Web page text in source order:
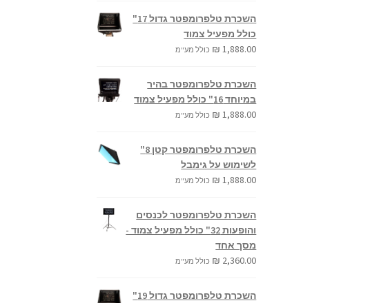
השכרת טלפרומפטר גדול 17"
כולל מפעיל צמוד
₪ 1,888.00 כולל מע"מ
השכרת טלפרומפטר בהיר
במיוחד 16" כולל מפעיל צמוד
₪ 1,888.00 כולל מע"מ
השכרת טלפרומפטר קטן 8"
לשימוש על גימבל
₪ 1,888.00 כולל מע"מ
השכרת טלפרומפטר לכנסים
והופעות 32" כולל מפעיל צמוד -
מסך אחד
₪ 2,360.00 כולל מע"מ
השכרת טלפרומפטר גדול 19"